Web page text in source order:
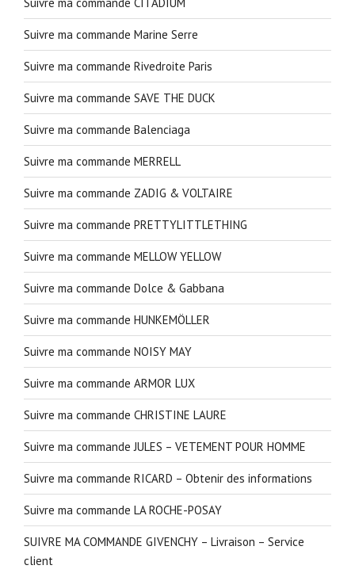
Suivre ma commande Marine Serre
Suivre ma commande Rivedroite Paris
Suivre ma commande SAVE THE DUCK
Suivre ma commande Balenciaga
Suivre ma commande MERRELL
Suivre ma commande ZADIG & VOLTAIRE
Suivre ma commande PRETTYLITTLETHING
Suivre ma commande MELLOW YELLOW
Suivre ma commande Dolce & Gabbana
Suivre ma commande HUNKEMÖLLER
Suivre ma commande NOISY MAY
Suivre ma commande ARMOR LUX
Suivre ma commande CHRISTINE LAURE
Suivre ma commande JULES – VETEMENT POUR HOMME
Suivre ma commande RICARD – Obtenir des informations
Suivre ma commande LA ROCHE-POSAY
SUIVRE MA COMMANDE GIVENCHY – Livraison – Service
client